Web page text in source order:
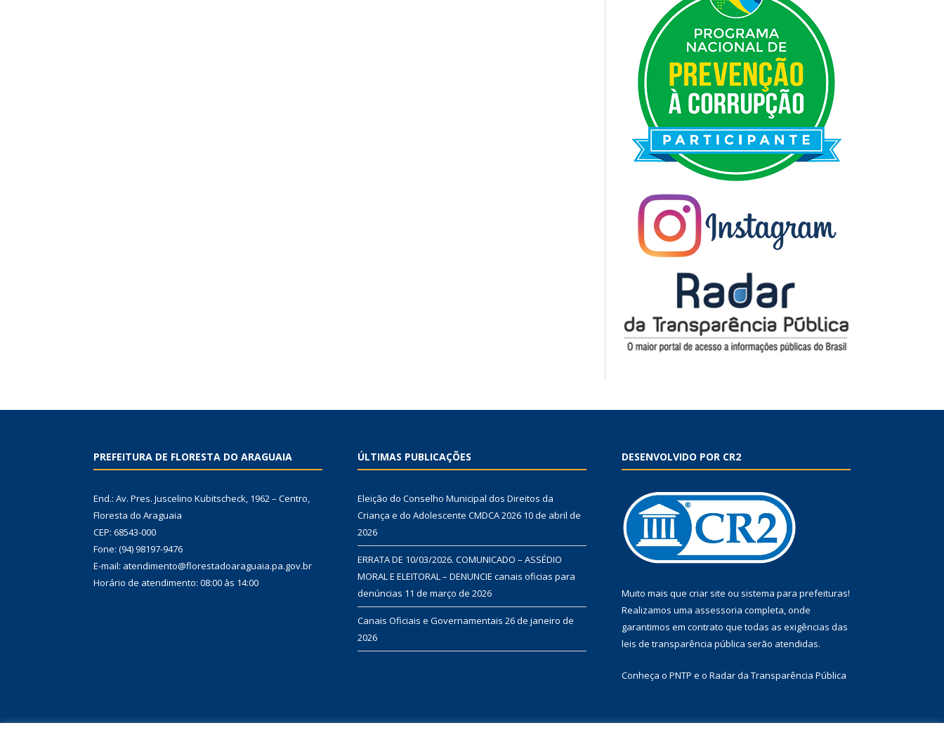
PREFEITURA DE FLORESTA DO ARAGUAIA
End.: Av. Pres. Juscelino Kubitscheck, 1962 – Centro,
Floresta do Araguaia
CEP: 68543-000
Fone: (94) 98197-9476
E-mail: atendimento@florestadoaraguaia.pa.gov.br
Horário de atendimento: 08:00 às 14:00
ÚLTIMAS PUBLICAÇÕES
Eleição do Conselho Municipal dos Direitos da
Criança e do Adolescente CMDCA 2026 10 de abril de
2026
ERRATA DE 10/03/2026. COMUNICADO – ASSÉDIO
MORAL E ELEITORAL – DENUNCIE canais oficias para
denúncias 11 de março de 2026
Canais Oficiais e Governamentais 26 de janeiro de
2026
DESENVOLVIDO POR CR2
Muito mais que criar site ou sistema para prefeituras!
Realizamos uma assessoria completa, onde
garantimos em contrato que todas as exigências das
leis de transparência pública serão atendidas.
Conheça o PNTP e o Radar da Transparência Pública